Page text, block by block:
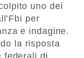
uno dei
per
e indagine.
la risposta
federali di